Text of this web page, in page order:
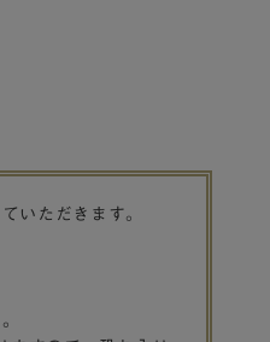
いただきます。